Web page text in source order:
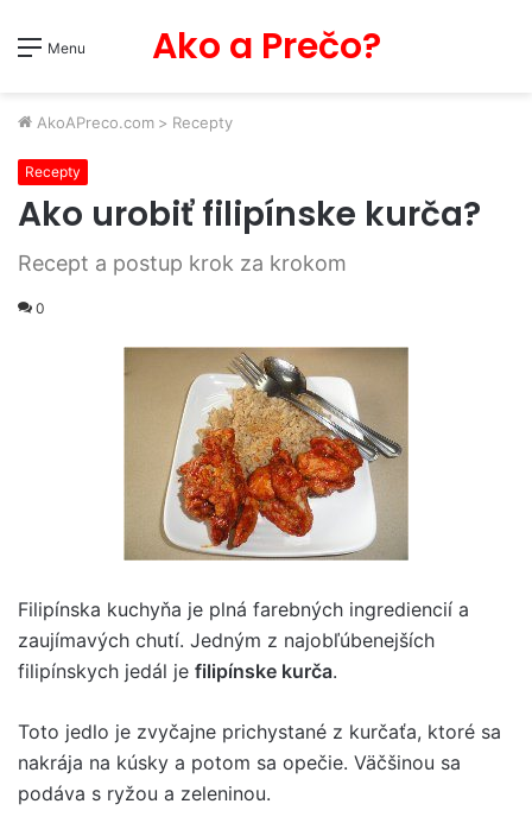
Menu Ako a Prečo?
AkoAPreco.com > Recepty
Recepty
Ako urobiť filipínske kurča?
Recept a postup krok za krokom
0
Filipínska kuchyňa je plná farebných ingrediencií a
zaujímavých chutí. Jedným z najobľúbenejších
filipínskych jedál je filipínske kurča.
Toto jedlo je zvyčajne prichystané z kurčaťa, ktoré sa
nakrája na kúsky a potom sa opečie. Väčšinou sa
podáva s ryžou a zeleninou.